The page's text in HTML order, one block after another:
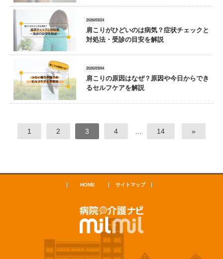
2026/03/24
肩こりがひどいのは病気？症状チェックと
対処法・受診の目安を解説
2026/03/04
肩こりの原因はなぜ？原因や今日からでき
るセルフケアを解説
1 2 3 4 14 »
HOME サイトマップ